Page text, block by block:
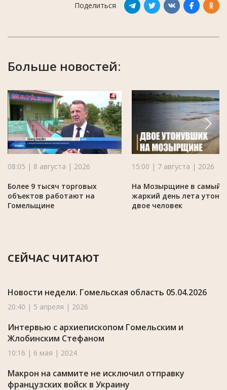
Поделиться
Больше новостей:
08:05 | 8 августа | 2026
Более 9 тысяч торговых
объектов работают на
Гомельщине
15:00 | 7 августа | 2026
На Мозырщине в самый
жаркий день лета
двое человек
СЕЙЧАС ЧИТАЮТ
Новости недели. Гомельская область 05.04.2026
20:40 | 5 апреля | 2026
Интервью с архиепископом Гомельским и
Жлобинским Стефаном
10:16 | 6 мая | 2024
Макрон на саммите не исключил отправку
французских войск в Украину